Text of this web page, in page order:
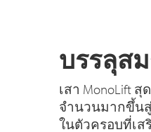
บรรลุส
เสา MonoLift
จำนวนมากขึ้น
ในตัวครอบที่เส